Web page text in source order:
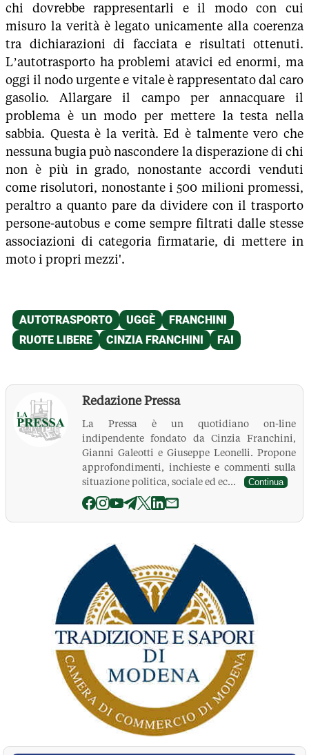
chi dovrebbe rappresentarli e il modo con cui
misuro la verità è legato unicamente alla coerenza
tra dichiarazioni di facciata e risultati ottenuti.
L’autotrasporto ha problemi atavici ed enormi, ma
oggi il nodo urgente e vitale è rappresentato dal caro
gasolio. Allargare il campo per annacquare il
problema è un modo per mettere la testa nella
sabbia. Questa è la verità. Ed è talmente vero che
nessuna bugia può nascondere la disperazione di chi
non è più in grado, nonostante accordi venduti
come risolutori, nonostante i 500 milioni promessi,
peraltro a quanto pare da dividere con il trasporto
persone-autobus e come sempre filtrati dalle stesse
associazioni di categoria firmatarie, di mettere in
moto i propri mezzi'.
Redazione Pressa
La Pressa è un quotidiano on-line
indipendente fondato da Cinzia Franchini,
Gianni Galeotti e Giuseppe Leonelli. Propone
approfondimenti, inchieste e commenti sulla
situazione politica, sociale ed ec...
Continua